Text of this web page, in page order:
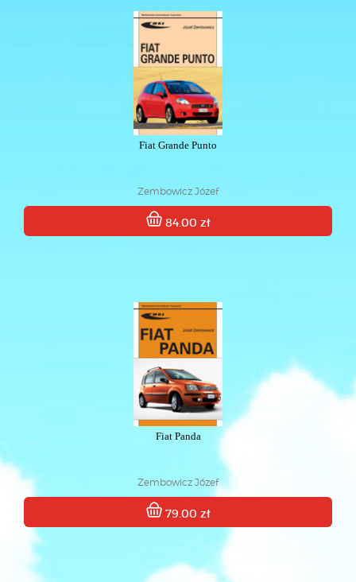
Fiat Grande Punto
Zembowicz Józef
84.00 zł
Fiat Panda
Zembowicz Józef
79.00 zł